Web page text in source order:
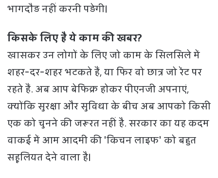
भागदौड़ नहीं करनी पड़ेगी।
किसके लिए है ये काम की खबर?
खासकर उन लोगों के लिए जो काम के सिलसिले में
शहर-दर-शहर भटकते हैं, या फिर वो छात्र जो रेंट पर
रहते हैं. अब आप बेफिक्र होकर पीएनजी अपनाएं,
क्योंकि सुरक्षा और सुविधा के बीच अब आपको किसी
एक को चुनने की जरूरत नहीं है. सरकार का यह कदम
वाकई में आम आदमी की 'किचन लाइफ' को बहुत
सहूलियत देने वाला है।